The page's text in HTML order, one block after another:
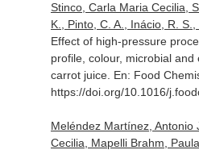
Stinco, Carla Maria Cecilia,
K., Pinto, C. A., Inácio, R. S.,
Effect of high-pressure
profile, colour, microbial
carrot juice. En: Food
https://doi.org/10.1016/
Meléndez Martínez, Antonio
Cecilia, Mapelli Brahm,